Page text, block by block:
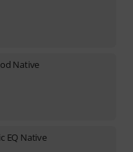
Native
EQ Native